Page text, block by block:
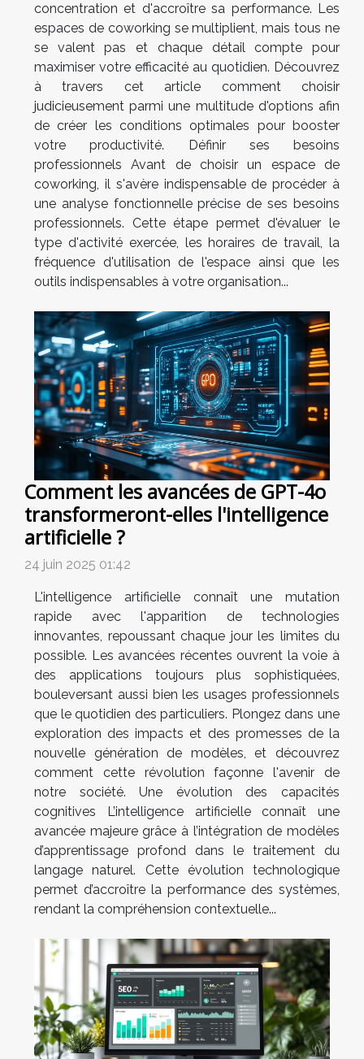
concentration et d'accroître sa performance. Les
espaces de coworking se multiplient, mais tous ne
se valent pas et chaque détail compte pour
maximiser votre efficacité au quotidien. Découvrez
à travers cet article comment choisir
judicieusement parmi une multitude d'options afin
de créer les conditions optimales pour booster
votre productivité. Définir ses besoins
professionnels Avant de choisir un espace de
coworking, il s'avère indispensable de procéder à
une analyse fonctionnelle précise de ses besoins
professionnels. Cette étape permet d'évaluer le
type d'activité exercée, les horaires de travail, la
fréquence d'utilisation de l'espace ainsi que les
outils indispensables à votre organisation...
Comment les avancées de GPT-4o
transformeront-elles l'intelligence
artificielle ?
24 juin 2025 01:42
L'intelligence artificielle connaît une mutation
rapide avec l'apparition de technologies
innovantes, repoussant chaque jour les limites du
possible. Les avancées récentes ouvrent la voie à
des applications toujours plus sophistiquées,
bouleversant aussi bien les usages professionnels
que le quotidien des particuliers. Plongez dans une
exploration des impacts et des promesses de la
nouvelle génération de modèles, et découvrez
comment cette révolution façonne l'avenir de
notre société. Une évolution des capacités
cognitives L’intelligence artificielle connaît une
avancée majeure grâce à l’intégration de modèles
d’apprentissage profond dans le traitement du
langage naturel. Cette évolution technologique
permet d’accroître la performance des systèmes,
rendant la compréhension contextuelle...